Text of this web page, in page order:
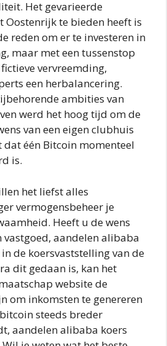
Het gevarieerde
Oostenrijk te bieden heeft is
reden om er te investeren in
maar met een tussenstop
vervreemding,
een herbalancering.
ambities van
werd het hoog tijd om de
van een eigen clubhuis
dat één Bitcoin momenteel
is.
het liefst alles
vermogensbeheer je
Heeft u de wens
vastgoed, aandelen alibaba
de koersvaststelling van de
dit gedaan is, kan het
website de
om inkomsten te genereren
steeds breder
aandelen alibaba koers